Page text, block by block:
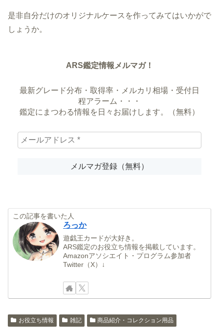
是非自分だけのオリジナルケースを作ってみてはいかがで
しょうか。
ARS鑑定情報メルマガ！
最新グレード分布・取得率・メルカリ相場・受付日
程アラーム・・・
鑑定にまつわる情報を日々お届けします。（無料）
この記事を書いた人
ろっか
遊戯王カードが大好き。
ARS鑑定のお役立ち情報を掲載しています。
Amazonアソシエイト・プログラム参加者
Twitter（X）↓
お役立ち情報 雑記 商品紹介・コレクション用品